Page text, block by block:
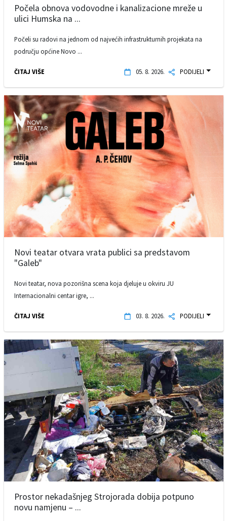
Počela obnova vodovodne i kanalizacione mreže u
ulici Humska na ...
Počeli su radovi na jednom od najvećih infrastrukturnih projekata na
području općine Novo ...
ČITAJ VIŠE 05. 8. 2026. PODIJELI
Novi teatar otvara vrata publici sa predstavom
"Galeb"
Novi teatar, nova pozorišna scena koja djeluje u okviru JU
Internacionalni centar igre, ...
ČITAJ VIŠE 03. 8. 2026. PODIJELI
Prostor nekadašnjeg Strojorada dobija potpuno
novu namjenu – ...